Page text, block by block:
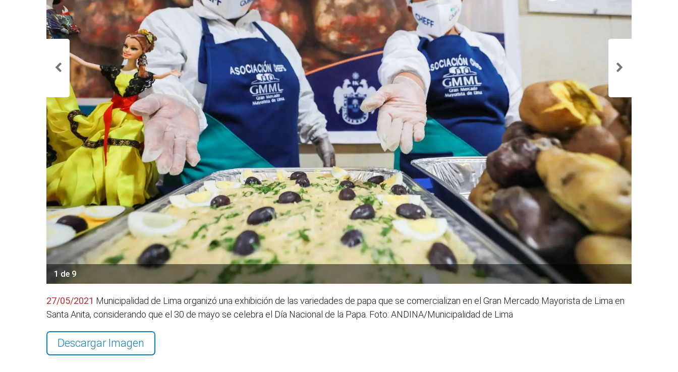
1 de 9
27/05/2021 Municipalidad de Lima organizó una exhibición de las variedades de papa que se comercializan en el Gran Mercado Mayorista de Lima en
Santa Anita, considerando que el 30 de mayo se celebra el Día Nacional de la Papa. Foto: ANDINA/Municipalidad de Lima
Descargar Imagen